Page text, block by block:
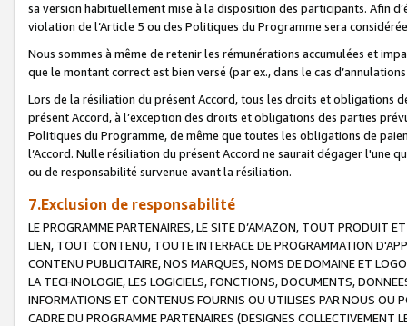
sa version habituellement mise à la disposition des participants. Afin
violation de l’Article 5 ou des Politiques du Programme sera
Nous sommes à même de retenir les rémunérations accumulées et
que le montant correct est bien versé (par ex., dans le cas
Lors de la résiliation du présent Accord, tous les droits et obligations
présent Accord, à l’exception des droits et obligations des parties
Politiques du Programme, de même que toutes les obligations de
l’Accord. Nulle résiliation du présent Accord ne saurait dégager l'une
ou de responsabilité survenue avant la résiliation.
7.Exclusion de responsabilité
LE PROGRAMME PARTENAIRES, LE SITE D’AMAZON, TOUT PRODUIT
LIEN, TOUT CONTENU, TOUTE INTERFACE DE PROGRAMMATION
CONTENU PUBLICITAIRE, NOS MARQUES, NOMS DE DOMAINE ET
LA TECHNOLOGIE, LES LOGICIELS, FONCTIONS, DOCUMENTS,
INFORMATIONS ET CONTENUS FOURNIS OU UTILISES PAR NOUS OU
CADRE DU PROGRAMME PARTENAIRES (DESIGNES COLLECTIVEMENT